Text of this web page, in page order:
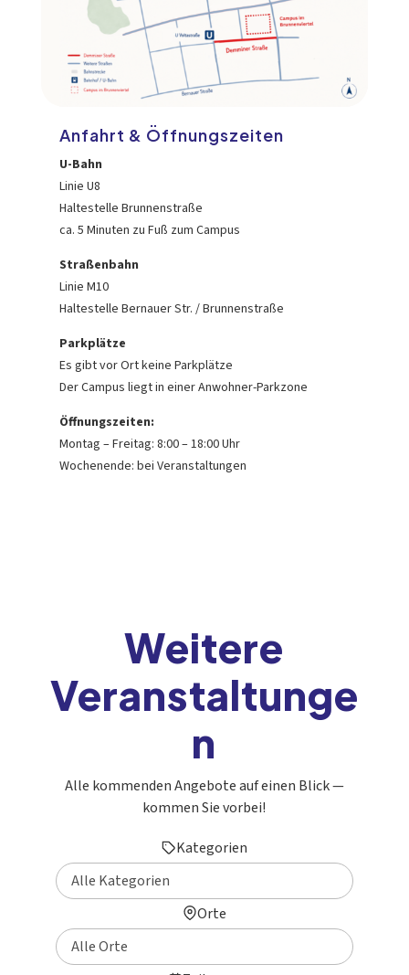
Anfahrt & Öffnungszeiten
U-Bahn
Linie U8
Haltestelle Brunnenstraße
ca. 5 Minuten zu Fuß zum Campus
Straßenbahn
Linie M10
Haltestelle Bernauer Str. / Brunnenstraße
Parkplätze
Es gibt vor Ort keine Parkplätze
Der Campus liegt in einer Anwohner-Parkzone
Öffnungszeiten:
Montag – Freitag: 8:00 – 18:00 Uhr
Wochenende: bei Veranstaltungen
Weitere
Veranstaltunge
n
Alle kommenden Angebote auf einen Blick —
kommen Sie vorbei!
Kategorien
Orte